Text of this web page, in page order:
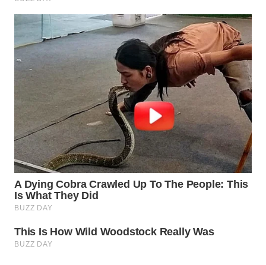
WAHANA
TRAVEL
WAHANA
WAHANANEWS
ID
WAHANANEWS
CO ID
WAHANANEWS
NET
WAHANA